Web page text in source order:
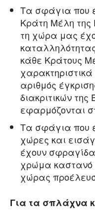
Τα σφάγια που
Κράτη Μέλη της
τη χώρα μας
κάθε Κράτους
χαρακτηριστικά
αριθμός
διακριτικών
εφαρμόζονται
Τα σφάγια που
χώρες και
έχουν
χρώμα καστανό
χώρας
Για τα σπλάχνα